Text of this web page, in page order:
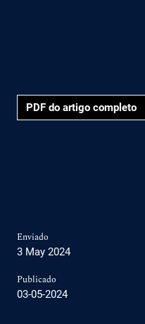
PDF do artigo completo
Enviado
3 May 2024
Publicado
03-05-2024